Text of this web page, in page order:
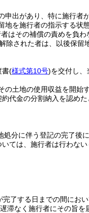
申出があり、特に施行者
を施行者の指示する状
はその補償の責めを負わ
除された者は、以後保留
書(様式第10号)を交付し、
土地の使用収益を開始
代金の分割納入を認め
分に伴う登記の完了後
ては、施行者は行わない
了する日までの間におい
滞なく施行者にその旨を